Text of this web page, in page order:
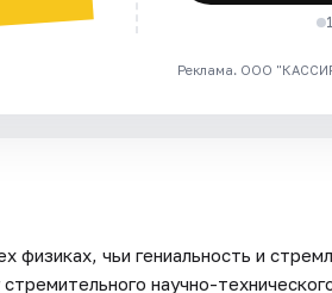
Реклама. ООО
физиках, чьи гениальность и
научно-